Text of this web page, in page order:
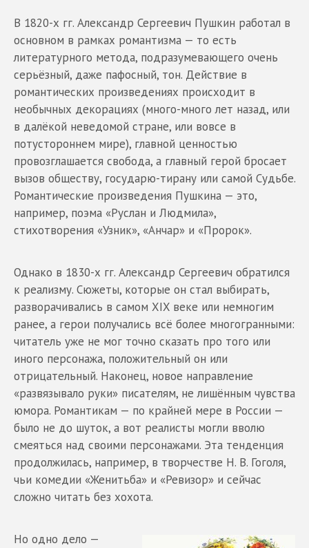
В 1820-х гг. Александр Сергеевич Пушкин работал в
основном в рамках романтизма — то есть
литературного метода, подразумевающего очень
серьёзный, даже пафосный, тон. Действие в
романтических произведениях происходит в
необычных декорациях (много-много лет назад, или
в далёкой неведомой стране, или вовсе в
потустороннем мире), главной ценностью
провозглашается свобода, а главный герой бросает
вызов обществу, государю-тирану или самой Судьбе.
Романтические произведения Пушкина — это,
например, поэма «Руслан и Людмила»,
стихотворения «Узник», «Анчар» и «Пророк».
Однако в 1830-х гг. Александр Сергеевич обратился
к реализму. Сюжеты, которые он стал выбирать,
разворачивались в самом XIX веке или немногим
ранее, а герои получались всё более многогранными:
читатель уже не мог точно сказать про того или
иного персонажа, положительный он или
отрицательный. Наконец, новое направление
«развязывало руки» писателям, не лишённым чувства
юмора. Романтикам — по крайней мере в России —
было не до шуток, а вот реалисты могли вволю
смеяться над своими персонажами. Эта тенденция
продолжилась, например, в творчестве Н. В. Гоголя,
чьи комедии «Женитьба» и «Ревизор» и сейчас
сложно читать без хохота.
Но одно дело —